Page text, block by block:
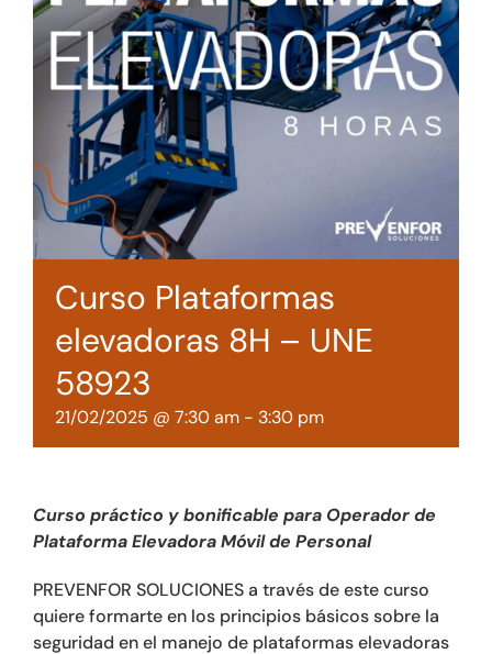
Tienda online
Contacto
Curso Plataformas
elevadoras 8H – UNE
58923
21/02/2025 @ 7:30 am - 3:30 pm
Curso práctico y bonificable para Operador de
Plataforma Elevadora Móvil de Personal
PREVENFOR SOLUCIONES a través de este curso
quiere formarte en los principios básicos sobre la
seguridad en el manejo de plataformas elevadoras